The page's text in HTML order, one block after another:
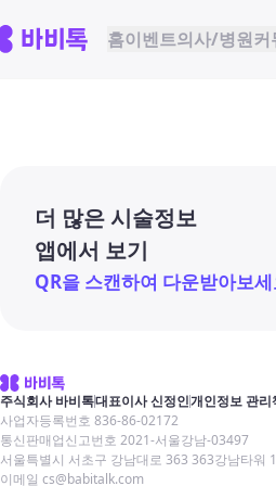
홈이벤트의사/병원커
더 많은 시술정보
앱에서 보기
QR을 스캔하여 다운받아보세
주식회사 바비톡대표이사 신정인개인정보 관리
사업자등록번호 836-86-02172
통신판매업신고번호 2021-서울강남-03497
서울특별시 서초구 강남대로 363 363강남타워
이메일 cs@babitalk.com